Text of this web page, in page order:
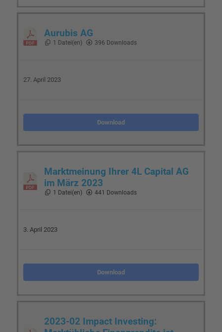
Aurubis AG
1 Datei(en) 396 Downloads
27. April 2023
Download
Marktmeinung Ihrer 4L Capital AG
im März 2023
1 Datei(en) 441 Downloads
3. April 2023
Download
2023-02 Impact Investing: